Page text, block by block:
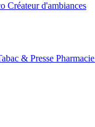
Créateur d'ambiances
& Presse Pharmacie